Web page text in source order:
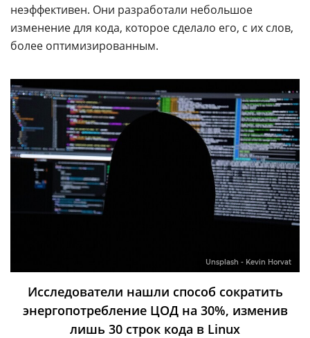
неэффективен. Они разработали небольшое
изменение для кода, которое сделало его, с их слов,
более оптимизированным.
Unsplash - Kevin Horvat
Исследователи нашли способ сократить
энергопотребление ЦОД на 30%, изменив
лишь 30 строк кода в Linux